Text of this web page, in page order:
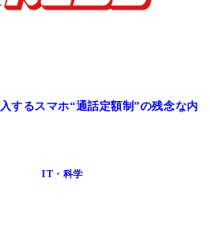
するスマホ“通話定額制”の残念な内
IT・科学